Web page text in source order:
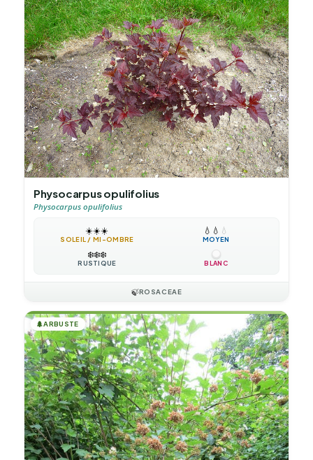
Physocarpus opulifolius
Physocarpus opulifolius
☀️☀️☀️
SOLEIL / MI-OMBRE
💧 💧 💧
MOYEN
❄️❄️❄️
RUSTIQUE BLANC
🍃ROSACEAE
🌲ARBUSTE